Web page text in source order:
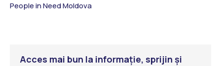
People in Need Moldova
Acces mai bun la informație, sprijin și